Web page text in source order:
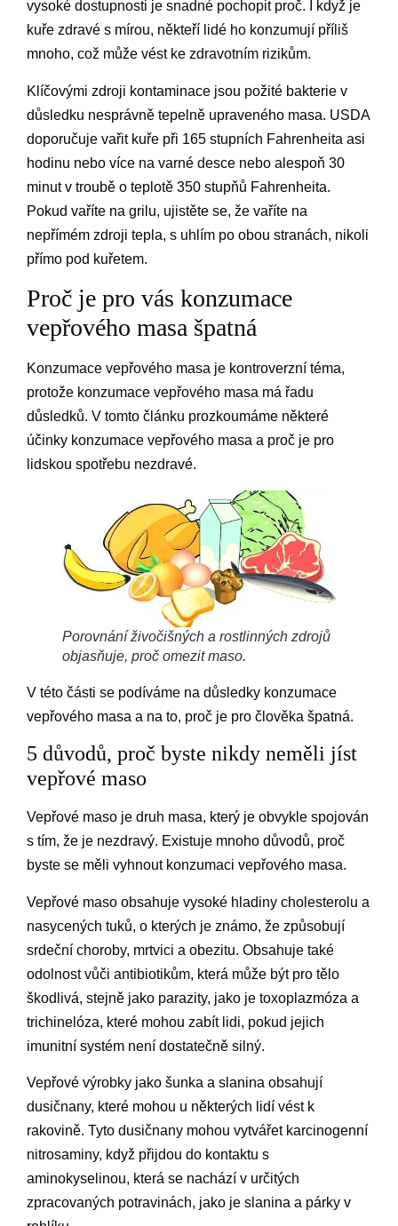
vysoké dostupnosti je snadné pochopit proč. I když je
kuře zdravé s mírou, někteří lidé ho konzumují příliš
mnoho, což může vést ke zdravotním rizikům.
Klíčovými zdroji kontaminace jsou požité bakterie v
důsledku nesprávně tepelně upraveného masa. USDA
doporučuje vařit kuře při 165 stupních Fahrenheita asi
hodinu nebo více na varné desce nebo alespoň 30
minut v troubě o teplotě 350 stupňů Fahrenheita.
Pokud vaříte na grilu, ujistěte se, že vaříte na
nepřímém zdroji tepla, s uhlím po obou stranách, nikoli
přímo pod kuřetem.
Proč je pro vás konzumace
vepřového masa špatná
Konzumace vepřového masa je kontroverzní téma,
protože konzumace vepřového masa má řadu
důsledků. V tomto článku prozkoumáme některé
účinky konzumace vepřového masa a proč je pro
lidskou spotřebu nezdravé.
Porovnání živočišných a rostlinných zdrojů
objasňuje, proč omezit maso.
V této části se podíváme na důsledky konzumace
vepřového masa a na to, proč je pro člověka špatná.
5 důvodů, proč byste nikdy neměli jíst
vepřové maso
Vepřové maso je druh masa, který je obvykle spojován
s tím, že je nezdravý. Existuje mnoho důvodů, proč
byste se měli vyhnout konzumaci vepřového masa.
Vepřové maso obsahuje vysoké hladiny cholesterolu a
nasycených tuků, o kterých je známo, že způsobují
srdeční choroby, mrtvici a obezitu. Obsahuje také
odolnost vůči antibiotikům, která může být pro tělo
škodlivá, stejně jako parazity, jako je toxoplazmóza a
trichinelóza, které mohou zabít lidi, pokud jejich
imunitní systém není dostatečně silný.
Vepřové výrobky jako šunka a slanina obsahují
dusičnany, které mohou u některých lidí vést k
rakovině. Tyto dusičnany mohou vytvářet karcinogenní
nitrosaminy, když přijdou do kontaktu s
aminokyselinou, která se nachází v určitých
zpracovaných potravinách, jako je slanina a párky v